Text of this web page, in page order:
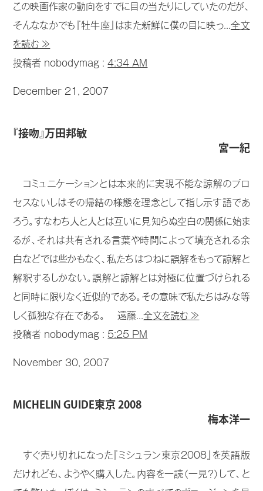
この映画作家の動向をすでに目の当たりにしていたのだが、
そんななかでも『牡牛座』はまた新鮮に僕の目に映っ...全文
を読む ≫
投稿者 nobodymag :4:34 AM
December 21, 2007
『接吻』万田邦敏
宮一紀
コミュニケーションとは本来的に実現不能な諒解のプロ
セスないしはその帰結の様態を理念として指し示す語であ
ろう。すなわち人と人とは互いに見知らぬ空白の関係に始ま
るが、それは共有される言葉や時間によって填充される余
白などでは些かもなく、私たちはつねに誤解をもって諒解と
解釈するしかない。誤解と諒解とは対極に位置づけられる
と同時に限りなく近似的である。その意味で私たちはみな等
しく孤独な存在である。 遠藤...全文を読む ≫
投稿者 nobodymag : 5:25 PM
November 30, 2007
MICHELIN GUIDE東京 2008
梅本洋一
すぐ売り切れになった『ミシュラン東京2008』を英語版
だけれども、ようやく購入した。内容を一読（一見？）して、と